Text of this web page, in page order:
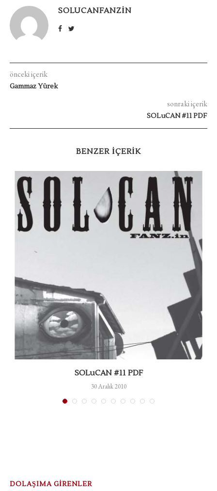
SOLUCANFANZIN
önceki içerik
Gammaz Yürek
sonraki içerik
SOLuCAN #11 PDF
BENZER IÇERIK
SOLuCAN #11 PDF
30 Aralık 2010
DOLAŞIMA GİRENLER